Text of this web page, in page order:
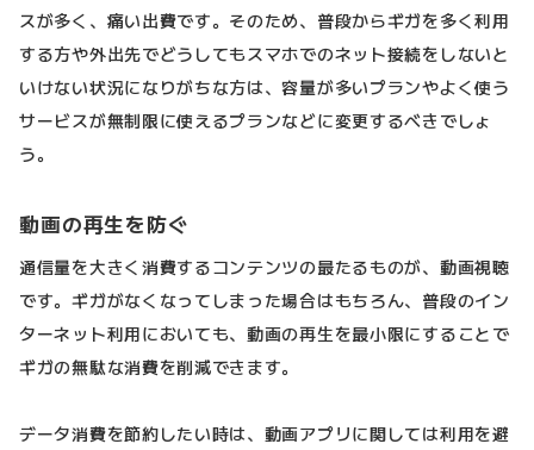
スが多く、痛い出費です。そのため、普段からギガを多く利用
する方や外出先でどうしてもスマホでのネット接続をしないと
いけない状況になりがちな方は、容量が多いプランやよく使う
サービスが無制限に使えるプランなどに変更するべきでしょ
う。
動画の再生を防ぐ
通信量を大きく消費するコンテンツの最たるものが、動画視聴
です。ギガがなくなってしまった場合はもちろん、普段のイン
ターネット利用においても、動画の再生を最小限にすることで
ギガの無駄な消費を削減できます。
データ消費を節約したい時は、動画アプリに関しては利用を避